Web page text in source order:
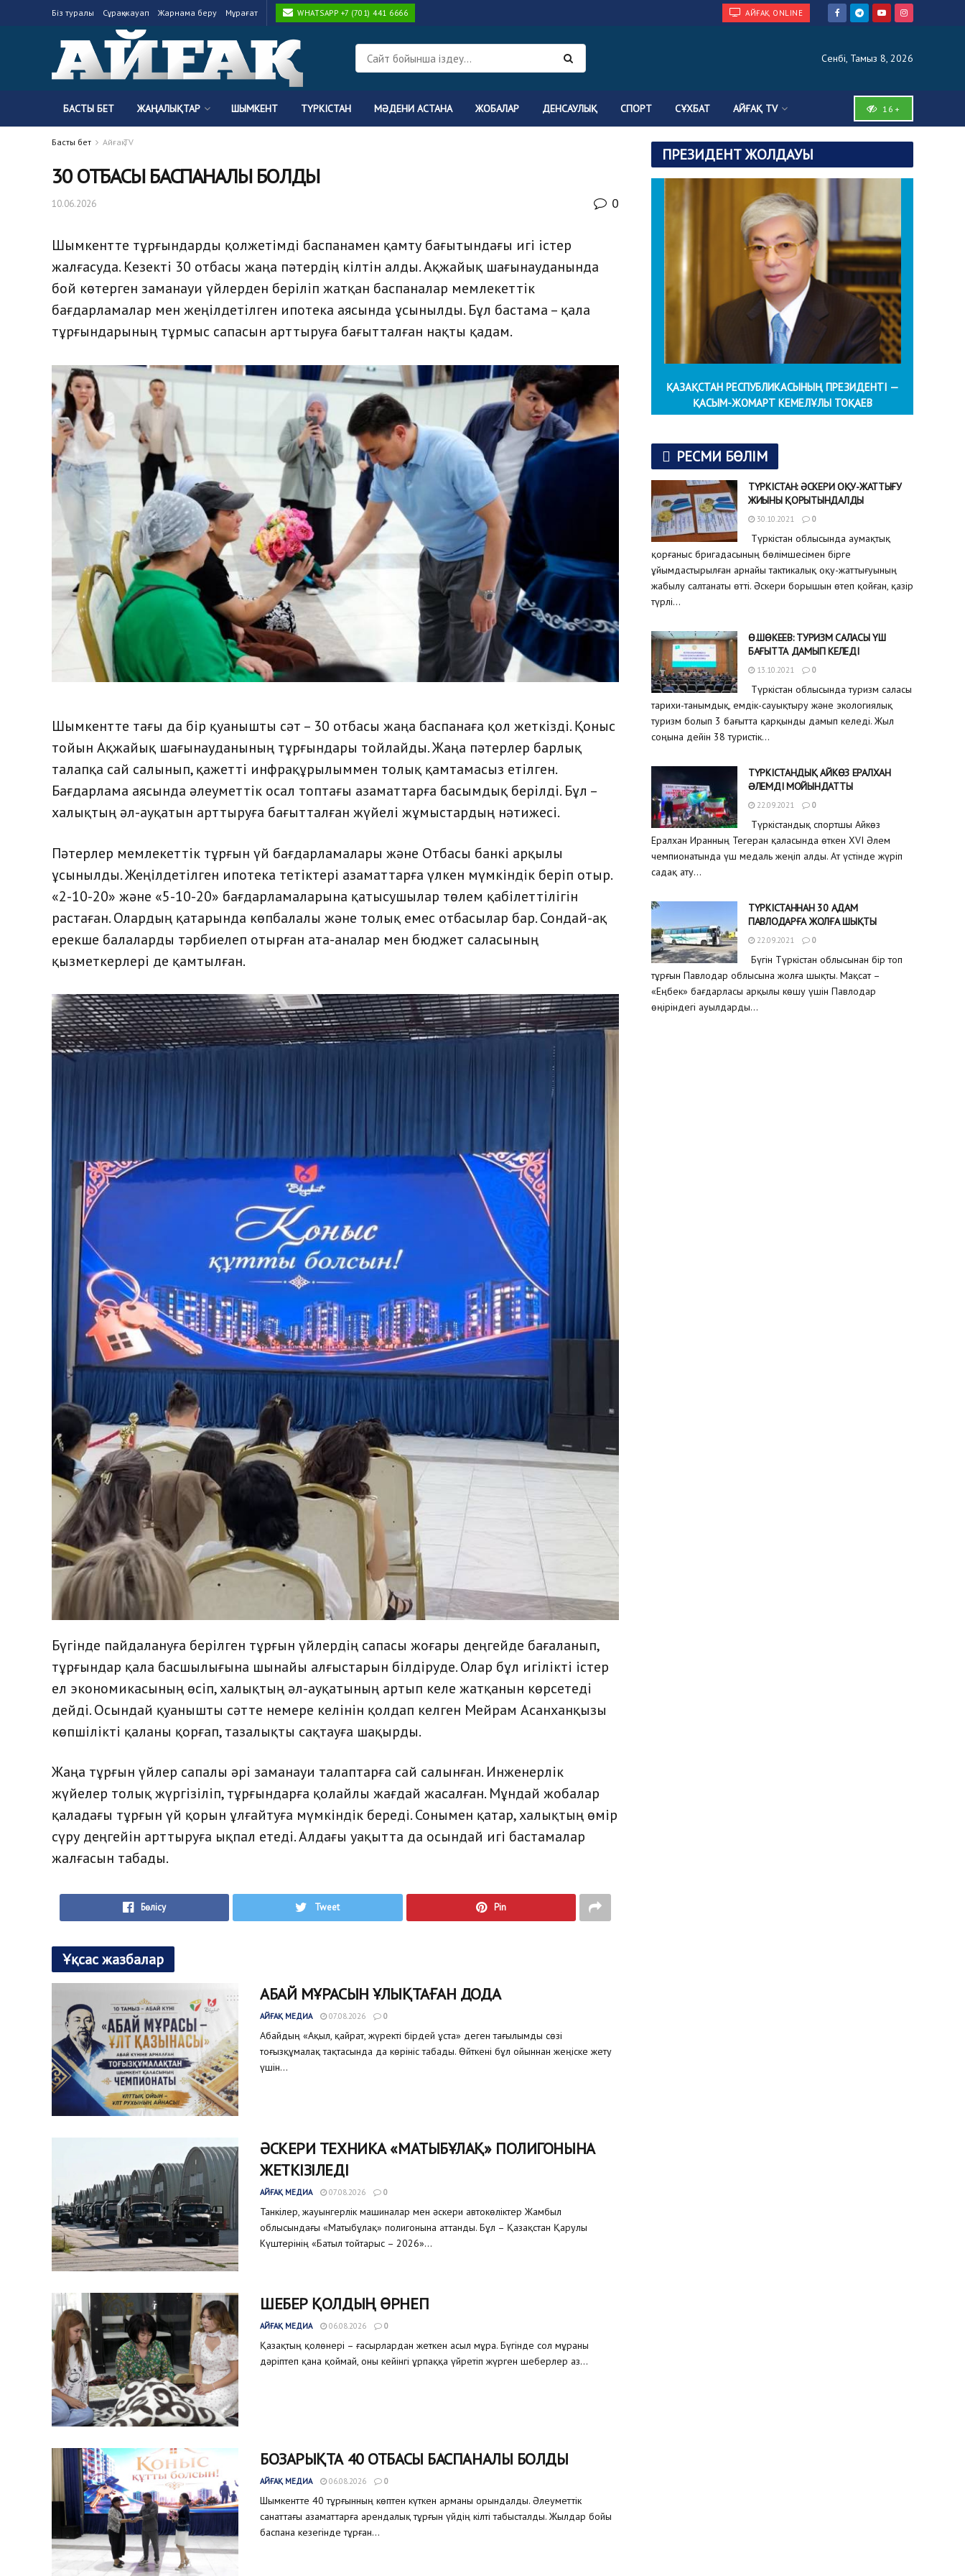
Біз туралы Сұрақ-жауап Жарнама беру Мұрағат WHATSAPP +7 (701) 441 6666 АЙҒАҚ ONLINE
Сенбі, Тамыз 8, 2026
БАСТЫ БЕТ ЖАҢАЛЫҚТАР ШЫМКЕНТ ТҮРКІСТАН МӘДЕНИ АСТАНА ЖОБАЛАР ДЕНСАУЛЫҚ СПОРТ СҰХБАТ АЙҒАҚ TV 16+
Басты бет Айғақ TV
30 ОТБАСЫ БАСПАНАЛЫ БОЛДЫ
10.06.2026 0
Шымкентте тұрғындарды қолжетімді баспанамен қамту бағытындағы игі істер
жалғасуда. Кезекті 30 отбасы жаңа пәтердің кілтін алды. Ақжайық шағынауданында
бой көтерген заманауи үйлерден беріліп жатқан баспаналар мемлекеттік
бағдарламалар мен жеңілдетілген ипотека аясында ұсынылды. Бұл бастама – қала
тұрғындарының тұрмыс сапасын арттыруға бағытталған нақты қадам.
Шымкентте тағы да бір қуанышты сәт – 30 отбасы жаңа баспанаға қол жеткізді. Қоныс
тойын Ақжайық шағынауданының тұрғындары тойлайды. Жаңа пәтерлер барлық
талапқа сай салынып, қажетті инфрақұрылыммен толық қамтамасыз етілген.
Бағдарлама аясында әлеуметтік осал топтағы азаматтарға басымдық берілді. Бұл –
халықтың әл-ауқатын арттыруға бағытталған жүйелі жұмыстардың нәтижесі.
Пәтерлер мемлекеттік тұрғын үй бағдарламалары және Отбасы банкі арқылы
ұсынылды. Жеңілдетілген ипотека тетіктері азаматтарға үлкен мүмкіндік беріп отыр.
«2-10-20» және «5-10-20» бағдарламаларына қатысушылар төлем қабілеттілігін
растаған. Олардың қатарында көпбалалы және толық емес отбасылар бар. Сондай-ақ
ерекше балаларды тәрбиелеп отырған ата-аналар мен бюджет саласының
қызметкерлері де қамтылған.
Бүгінде пайдалануға берілген тұрғын үйлердің сапасы жоғары деңгейде бағаланып,
тұрғындар қала басшылығына шынайы алғыстарын білдіруде. Олар бұл игілікті істер
ел экономикасының өсіп, халықтың әл-ауқатының артып келе жатқанын көрсетеді
дейді. Осындай қуанышты сәтте немере келінін қолдап келген Мейрам Асанханқызы
көпшілікті қаланы қорғап, тазалықты сақтауға шақырды.
Жаңа тұрғын үйлер сапалы әрі заманауи талаптарға сай салынған. Инженерлік
жүйелер толық жүргізіліп, тұрғындарға қолайлы жағдай жасалған. Мұндай жобалар
қаладағы тұрғын үй қорын ұлғайтуға мүмкіндік береді. Сонымен қатар, халықтың өмір
сүру деңгейін арттыруға ықпал етеді. Алдағы уақытта да осындай игі бастамалар
жалғасын табады.
Бөлісу Tweet Pin
Ұқсас жазбалар
АБАЙ МҰРАСЫН ҰЛЫҚТАҒАН ДОДА
АЙҒАҚ МЕДИА 07.08.2026 0
Абайдың «Ақыл, қайрат, жүректі бірдей ұста» деген тағылымды сөзі
тоғызқұмалақ тақтасында да көрініс табады. Өйткені бұл ойыннан жеңіске жету
үшін...
ӘСКЕРИ ТЕХНИКА «МАТЫБҰЛАҚ» ПОЛИГОНЫНА
ЖЕТКІЗІЛЕДІ
АЙҒАҚ МЕДИА 07.08.2026 0
Танкілер, жауынгерлік машиналар мен әскери автокөліктер Жамбыл
облысындағы «Матыбұлақ» полигонына аттанды. Бұл – Қазақстан Қарулы
Күштерінің «Батыл тойтарыс – 2026»...
ШЕБЕР ҚОЛДЫҢ ӨРНЕГІ
АЙҒАҚ МЕДИА 06.08.2026 0
Қазақтың қолөнері – ғасырлардан жеткен асыл мұра. Бүгінде сол мұраны
дәріптеп қана қоймай, оны кейінгі ұрпаққа үйретіп жүрген шеберлер аз...
БОЗАРЫҚТА 40 ОТБАСЫ БАСПАНАЛЫ БОЛДЫ
АЙҒАҚ МЕДИА 06.08.2026 0
Шымкентте 40 тұрғынның көптен күткен арманы орындалды. Әлеуметтік
санаттағы азаматтарға арендалық тұрғын үйдің кілті табысталды. Жылдар бойы
баспана кезегінде тұрған...
ПРЕЗИДЕНТ ЖОЛДАУЫ
ҚАЗАҚСТАН РЕСПУБЛИКАСЫНЫҢ ПРЕЗИДЕНТІ —
ҚАСЫМ-ЖОМАРТ КЕМЕЛҰЛЫ ТОҚАЕВ
РЕСМИ БӨЛІМ
ТҮРКІСТАН: ӘСКЕРИ ОҚУ-ЖАТТЫҒУ
ЖИЫНЫ ҚОРЫТЫНДАЛДЫ
30.10.2021 0
Түркістан облысында аумақтық
қорғаныс бригадасының бөлімшесімен бірге
ұйымдастырылған арнайы тактикалық оқу-жаттығуының
жабылу салтанаты өтті. Әскери борышын өтеп қойған, қазір
түрлі...
Ө.ШӨКЕЕВ: ТУРИЗМ САЛАСЫ ҮШ
БАҒЫТТА ДАМЫП КЕЛЕДІ
13.10.2021 0
Түркістан облысында туризм саласы
тарихи-танымдық, емдік-сауықтыру және экологиялық
туризм болып 3 бағытта қарқынды дамып келеді. Жыл
соңына дейін 38 туристік...
ТҮРКІСТАНДЫҚ АЙКӨЗ ЕРАЛХАН
ƏЛЕМДІ МОЙЫНДАТТЫ
22.09.2021 0
Түркістандық спортшы Айкөз
Ералхан Иранның Тегеран қаласында өткен XVI Әлем
чемпионатында үш медаль жеңіп алды. Ат үстінде жүріп
садақ ату...
ТҮРКІСТАННАН 30 АДАМ
ПАВЛОДАРҒА ЖОЛҒА ШЫҚТЫ
22.09.2021 0
Бүгін Түркістан облысынан бір топ
тұрғын Павлодар облысына жолға шықты. Мақсат –
«Еңбек» бағдарласы арқылы көшу үшін Павлодар
өңіріндегі ауылдарды...